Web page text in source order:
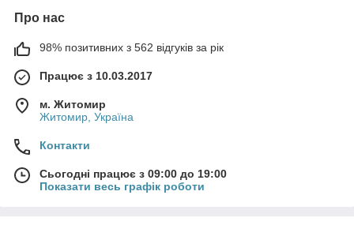
Про нас
98% позитивних з 562 відгуків за рік
Працює з 10.03.2017
м. Житомир
Житомир, Україна
Контакти
Сьогодні працює з 09:00 до 19:00
Показати весь графік роботи